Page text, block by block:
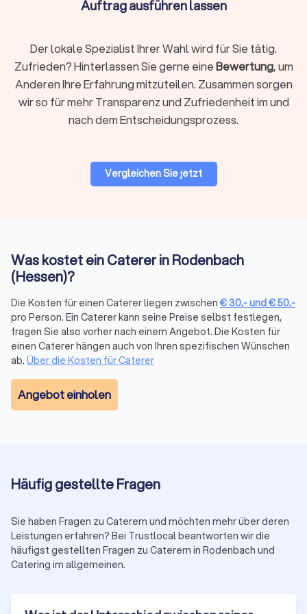
oder klassische Grillbuffets mit Bratwurst, Steaks,
Alternativen. Viele Anbieter in Rodenbach (Hessen) bieten
auch Wintergrillen und Indoor-BBQ an.
Frühstück / Brunch
Frühstücks- und Brunch-Catering kombiniert süße und
Rührei, Müsli, Obst, Säfte und Kaffee. Perfekt für
Geschäftsfrühstücke, Familienfeiern am Wochenende oder
Mittagessen-Catering bietet warme und kalte Speisen für die
Mittagszeit. Oft als Buffet oder in Lunch-Boxen serviert,
umfasst es Hauptgerichte, Beilagen, Salate und Desserts.
Besonders gefragt für Business-Meetings, Konferenzen,
Workshops oder regelmäßige Mitarbeiterversorgung.
Foodtruck
Foodtrucks bringen mobile Küche direkt auf Ihr Event. Von
frischer Pizza aus dem Holzofen über Burger und Döner bis
hin zu Bowls oder Tacos wird vieles direkt vor Ort zubereitet.
Immer mehr Anbieter in Rodenbach (Hessen) bieten
ausschließlich pflanzliche oder vegetarische Menüs an. Von
Buddha Bowls, Salaten oder Wraps über Burger und Pasta bis
zu veganen Desserts. Diese Variante ist sehr gefragt bei
Auftrag ausführen lassen
Der lokale Spezialist Ihrer Wahl wird für Sie tätig.
Zufrieden? Hinterlassen Sie gerne eineBewertung, um
Anderen Ihre Erfahrung mitzuteilen. Zusammen sorgen
wir so für mehr Transparenz und Zufriedenheit im und
nach dem Entscheidungsprozess.
Vergleichen Sie jetzt
Was kostet ein Caterer in Rodenbach
(Hessen)?
Die Kosten für einen Caterer liegen zwischen €30,-und€50,-
pro Person. Ein Caterer kann seine Preise selbst festlegen,
fragen Sie also vorher nach einem Angebot. Die Kosten für
einen Caterer hängen auch von Ihren spezifischen Wünschen
ab. Über die Kosten für Caterer
Angebot einholen
Häufig gestellte Fragen
Sie haben Fragen zu Caterern und möchten mehr über deren
Leistungen erfahren? Bei Trustlocal beantworten wir die
häufigst gestellten Fragen zu Caterern in Rodenbach und
Catering im allgemeinen.